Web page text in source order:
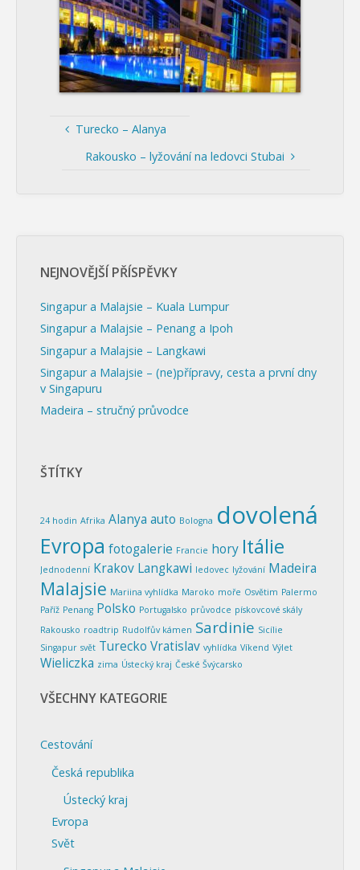
Turecko – Alanya
Rakousko – lyžování na ledovci Stubai
NEJNOVĚJŠÍ PŘÍSPĚVKY
Singapur a Malajsie – Kuala Lumpur
Singapur a Malajsie – Penang a Ipoh
Singapur a Malajsie – Langkawi
Singapur a Malajsie – (ne)přípravy, cesta a první dny
v Singapuru
Madeira – stručný průvodce
ŠTÍTKY
24 hodin Afrika Alanya auto Bologna dovolená
Evropa fotogalerie Francie hory Itálie
Jednodenní Krakov Langkawi ledovec lyžování Madeira
Malajsie Mariina vyhlídka Maroko moře Osvětim Palermo
Paříž Penang Polsko Portugalsko průvodce pískovcové skály
Rakousko roadtrip Rudolfův kámen Sardinie Sicílie
Singapur svět Turecko Vratislav vyhlídka Víkend Výlet
Wieliczka zima Ústecký kraj České Švýcarsko
VŠECHNY KATEGORIE
Cestování
Česká republika
Ústecký kraj
Evropa
Svět